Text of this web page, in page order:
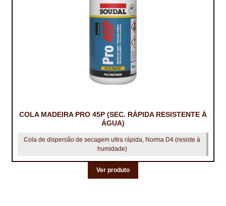
COLA MADEIRA PRO 45P (SEC. RÁPIDA RESISTENTE À
ÁGUA)
Cola de dispersão de secagem ultra rápida, Norma D4 (resiste à
humidade)
Ver produto